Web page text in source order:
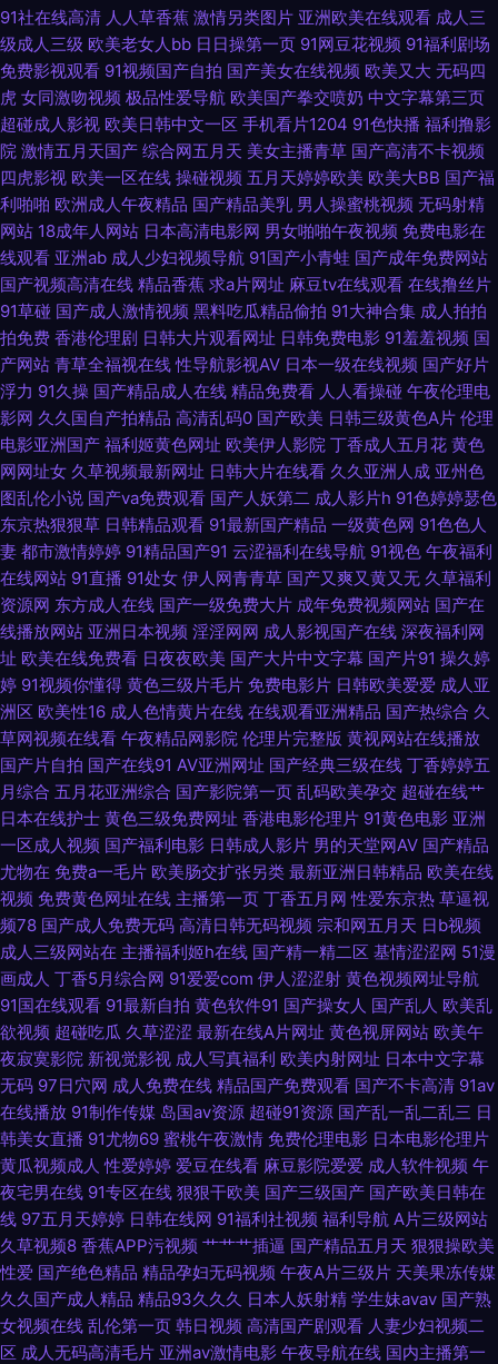
91狠狠综合链 五月婷婷蜜桃在线 51视频在线观看国产 91人草 91制片aⅴ 九
色国产夫妻九色 青青草一起艹 五月丁香影视 一本色道婷婷久久 91国产福利
91亚洲国产 www五月婷婷 福利国产三级av 激情婷婷激情 日韩欧美v 影视先
锋人妻 91视频久久 超碰内射网站 国产91系列在线播放 精品国精品国产自 男
人天堂色色网 日韩超碰手机福利 五月天婷婷欧美九区 91免费视频版 成人91
蜜臀 久久精品91 91永久免费看视频 人妻午夜天堂 亚洲人在线 91成人18禁
91麻豆视频秘密入口 豆花黑料成人 老司机在线青青草 深爱激情婷婷五月天
国产美女精品久久中文 四虎成人影视大全 伊人东京热男人 久草免费欧美 欧
美精品18 五月婷婷激情网 91鲁视频 91资源超碰总站 成人看片339CC 九色
骚屄91 欧美日韩热久久 色综合国产成人 国内经典av 超碰东京人人 www91
牛cw 日韩免看一级a 91超碰在线大神 91人妻性爱超碰 www日本永久 黑马
性交影院 免费一级a黄 日韩免看一级a 先锋影视资源Va 男人的天堂黄色A片
亚洲BBw内射 91蜜臀人妻 92伪娘黑料网 大香蕉精品伊人 黄色看片 欧美a在
色欧美影网站 免费性爱 香蕉AV国产 91九色蝌蚪中文 草莓视频导航 密臀tv91
涩婷婷在线 影音先锋av资源色图 91啦中文字幕 91足交在线 豆花在线入口永
久 青青草av 亚洲日韩肏屄视频 91高清免费视频 97人妻观看 豆花成人网站
在线观看 免费的在线电影午夜 婷婷色社区 中文欧美日韩在线 成人小视频资
源库 男人的资源站 午夜成人区在线 久艹网伊人 www蜜桃tv 91va人妻 91视
频丝袜制服国产高清 成人免费三级网址 精品少妇一区二区三区 91视频免费
刷 国产精品久久66 蜜桃成人无码一区 一区二区熟女欧美 91巨炮 超碰在线
9797人妻 久草福利成人电影 涩涩热5 91免费版视频在线观看 东方影库四虎
8848 欧美国产欧美亚洲国产 天天干天天做 91ri国产精品视频 99热九九网站
激情啪啪在线观看91 午夜成人视频 91精品日韩专区 成人精品18 麻豆爱爱网
色妞妞水婷婷操导航 自拍h网 91丝足 大香蕉99 久久麻豆精品店 色福利涩导
航网 91精品丝袜久久 爱福利导航 久久黄色视频网址 三级成人色网 综合另类
91社在线高清 人人草香蕉 激情另类图片 亚洲欧美在线观看 成人三
级成人三级 欧美老女人bb 日日操第一页 91网豆花视频 91福利剧场
免费影视观看 91视频国产自拍 国产美女在线视频 欧美又大 无码四
虎 女同激吻视频 极品性爱导航 欧美国产拳交喷奶 中文字幕第三页
超碰成人影视 欧美日韩中文一区 手机看片1204 91色快播 福利撸影
院 激情五月天国产 综合网五月天 美女主播青草 国产高清不卡视频
四虎影视 欧美一区在线 操碰视频 五月天婷婷欧美 欧美大BB 国产福
利啪啪 欧洲成人午夜精品 国产精品美乳 男人操蜜桃视频 无码射精
网站 18成年人网站 日本高清电影网 男女啪啪午夜视频 免费电影在
线观看 亚洲ab 成人少妇视频导航 91国产小青蛙 国产成年免费网站
国产视频高清在线 精品香蕉 求a片网址 麻豆tv在线观看 在线撸丝片
91草碰 国产成人激情视频 黑料吃瓜精品偷拍 91大神合集 成人拍拍
拍免费 香港伦理剧 日韩大片观看网址 日韩免费电影 91羞羞视频 国
产网站 青草全福视在线 性导航影视AV 日本一级在线视频 国产好片
浮力 91久操 国产精品成人在线 精品免费看 人人看操碰 午夜伦理电
影网 久久国自产拍精品 高清乱码0 国产欧美 日韩三级黄色A片 伦理
电影亚洲国产 福利姬黄色网址 欧美伊人影院 丁香成人五月花 黄色
网网址女 久草视频最新网址 日韩大片在线看 久久亚洲人成 亚州色
图乱伦小说 国产va免费观看 国产人妖第二 成人影片h 91色婷婷瑟色
东京热狠狠草 日韩精品观看 91最新国产精品 一级黄色网 91色色人
妻 都市激情婷婷 91精品国产91 云涩福利在线导航 91视色 午夜福利
在线网站 91直播 91处女 伊人网青青草 国产又爽又黄又无 久草福利
资源网 东方成人在线 国产一级免费大片 成年免费视频网站 国产在
线播放网站 亚洲日本视频 淫淫网网 成人影视国产在线 深夜福利网
址 欧美在线免费看 日夜夜欧美 国产大片中文字幕 国产片91 操久婷
婷 91视频你懂得 黄色三级片毛片 免费电影片 日韩欧美爱爱 成人亚
洲区 欧美性16 成人色情黄片在线 在线观看亚洲精品 国产热综合 久
草网视频在线看 午夜精品网影院 伦理片完整版 黄视网站在线播放
国产片自拍 国产在线91 AV亚洲网址 国产经典三级在线 丁香婷婷五
月综合 五月花亚洲综合 国产影院第一页 乱码欧美孕交 超碰在线艹
日本在线护士 黄色三级免费网址 香港电影伦理片 91黄色电影 亚洲
一区成人视频 国产福利电影 日韩成人影片 男的天堂网AV 国产精品
尤物在 免费a一毛片 欧美肠交扩张另类 最新亚洲日韩精品 欧美在线
视频 免费黄色网址在线 主播第一页 丁香五月网 性爱东京热 草逼视
频78 国产成人免费无码 高清日韩无码视频 宗和网五月天 日b视频
成人三级网站在 主播福利姬h在线 国产精一精二区 基情涩涩网 51漫
画成人 丁香5月综合网 91爱爱com 伊人涩涩射 黄色视频网址导航
91国在线观看 91最新自拍 黄色软件91 国产操女人 国产乱人 欧美乱
欲视频 超碰吃瓜 久草涩涩 最新在线A片网址 黄色视屏网站 欧美午
夜寂寞影院 新视觉影视 成人写真福利 欧美内射网址 日本中文字幕
无码 97日穴网 成人免费在线 精品国产免费观看 国产不卡高清 91av
在线播放 91制作传媒 岛国av资源 超碰91资源 国产乱一乱二乱三 日
韩美女直播 91尤物69 蜜桃午夜激情 免费伦理电影 日本电影伦理片
黄瓜视频成人 性爱婷婷 爱豆在线看 麻豆影院爱爱 成人软件视频 午
夜宅男在线 91专区在线 狠狠干欧美 国产三级国产 国产欧美日韩在
线 97五月天婷婷 日韩在线网 91福利社视频 福利导航 A片三级网站
久草视频8 香蕉APP污视频 艹艹艹插逼 国产精品五月天 狠狠操欧美
性爱 国产绝色精品 精品孕妇无码视频 午夜A片三级片 天美果冻传媒
久久国产成人精品 精品93久久久 日本人妖射精 学生妹avav 国产熟
女视频在线 乱伦第一页 韩日视频 高清国产剧观看 人妻少妇视频二
区 成人无码高清毛片 亚洲av激情电影 午夜导航在线 国内主播第一